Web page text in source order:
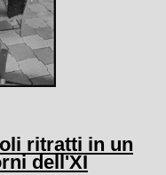
ritratti in un
dell'XI